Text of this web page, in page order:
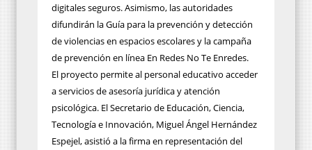
digitales seguros. Asimismo, las autoridades
difundirán la Guía para la prevención y detección
de violencias en espacios escolares y la campaña
de prevención en línea En Redes No Te Enredes.
El proyecto permite al personal educativo acceder
a servicios de asesoría jurídica y atención
psicológica. El Secretario de Educación, Ciencia,
Tecnología e Innovación, Miguel Ángel Hernández
Espejel, asistió a la firma en representación del